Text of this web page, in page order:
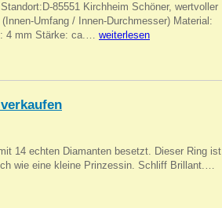
85551 Kirchheim Schöner, wertvoller
Umfang / Innen-Durchmesser) Material:
4 mm Stärke: ca.… weiterlesen
14 echten Diamanten besetzt. Dieser Ring ist
wie eine kleine Prinzessin. Schliff Brillant.…